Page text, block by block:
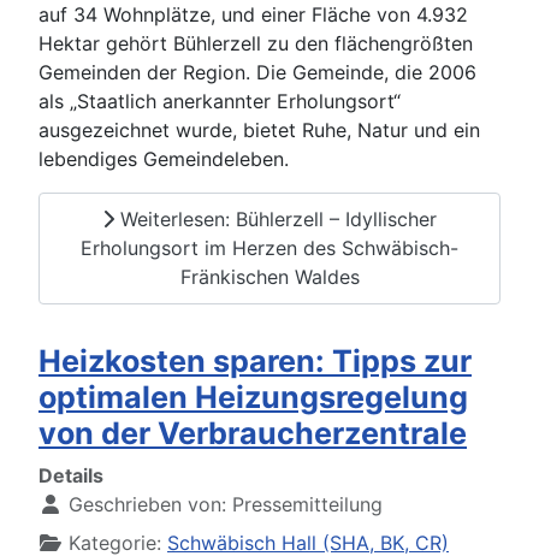
auf 34 Wohnplätze, und einer Fläche von 4.932
Hektar gehört Bühlerzell zu den flächengrößten
Gemeinden der Region. Die Gemeinde, die 2006
als „Staatlich anerkannter Erholungsort“
ausgezeichnet wurde, bietet Ruhe, Natur und ein
lebendiges Gemeindeleben.
Weiterlesen: Bühlerzell – Idyllischer
Erholungsort im Herzen des Schwäbisch-
Fränkischen Waldes
Heizkosten sparen: Tipps zur
optimalen Heizungsregelung
von der Verbraucherzentrale
Details
Geschrieben von: Pressemitteilung
Kategorie: Schwäbisch Hall (SHA, BK, CR)